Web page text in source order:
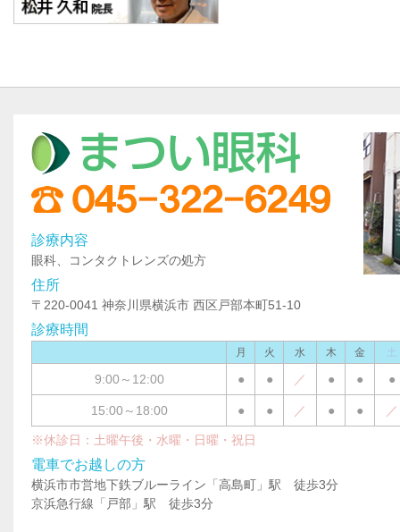
診療内容
眼科、コンタクトレンズの処方
住所
〒220-0041 神奈川県横浜市 西区戸部本町51-10
診療時間
月 火 水 木 金 土
9:00～12:00 ● ● ／ ● ● ●
15:00～18:00 ● ● ／ ● ● ／
※休診日：土曜午後・水曜・日曜・祝日
電車でお越しの方
横浜市市営地下鉄ブルーライン「高島町」駅 徒歩3分
京浜急行線「戸部」駅 徒歩3分